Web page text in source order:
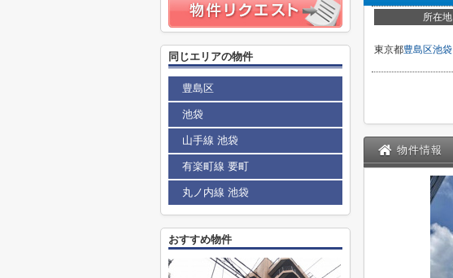
所在地
東京都豊島区池袋
物件情報
同じエリアの物件
豊島区
池袋
山手線 池袋
有楽町線 要町
丸ノ内線 池袋
おすすめ物件